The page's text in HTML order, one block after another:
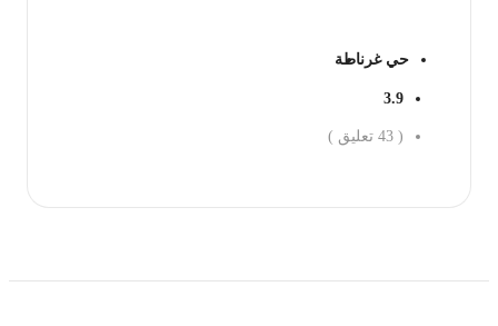
حي غرناطة
3.9
43 تعليق )